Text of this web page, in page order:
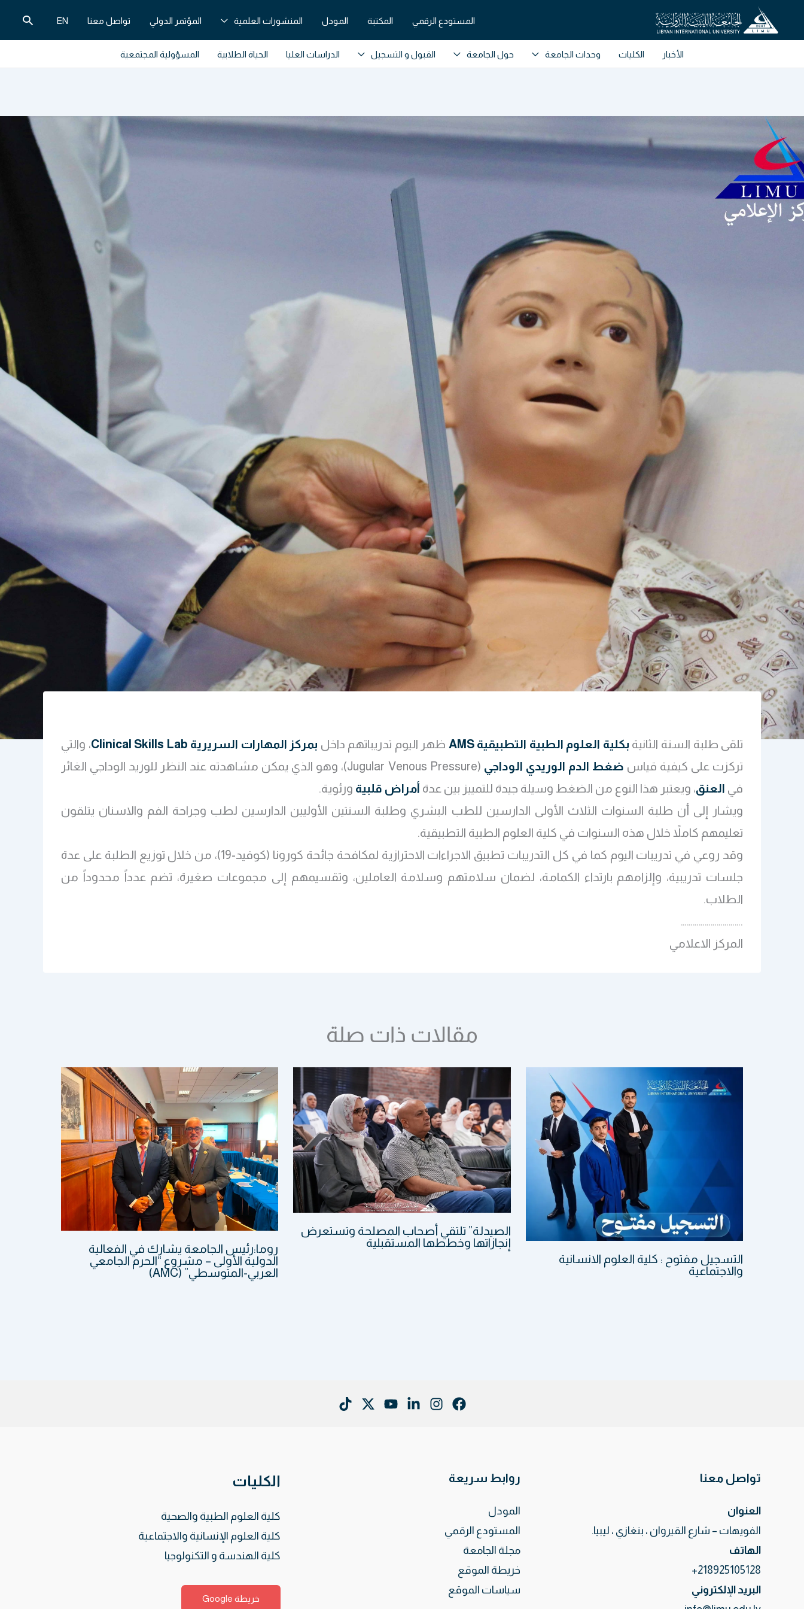
المستودع الرقمي المكتبة المودل المنشورات العلمية المؤتمر الدولي تواصل معنا EN البحث
الأخبار الكليات وحدات الجامعة حول الجامعة القبول و التسجيل الدراسات العليا الحياة الطلابية المسؤولية المجتمعية
تلقى طلبة السنة الثانية بكلية العلوم الطبية التطبيقية AMS ظهر اليوم تدريباتهم داخل بمركز المهارات السريرية Clinical Skills Lab
، والتي
تركزت على كيفية قياس ضغط الدم الوريدي الوداجي
(Jugular Venous Pressure)، وهو الذي يمكن مشاهدته عند النظر للوريد الوداجي الغائر
في العنق، ويعتبر هذا النوع من الضغط وسيلة جيدة للتمييز بين عدة أمراض قلبية ورئوية.
ويشار إلى أن طلبة السنوات الثلاث الأولى الدارسين للطب البشري وطلبة السنتين الأوليين الدارسين لطب وجراحة الفم والاسنان يتلقون
تعليمهم كاملاً خلال هذه السنوات في كلية العلوم الطبية التطبيقية.
وقد روعي في تدريبات اليوم كما في كل التدريبات تطبيق الاجراءات الاحترازية لمكافحة جائحة كورونا (كوفيد-19)، من خلال توزيع الطلبة على عدة
جلسات تدريبية، وإلزامهم بارتداء الكمامة، لضمان سلامتهم وسلامة العاملين، وتقسيمهم إلى مجموعات صغيرة، تضم عدداً محدوداً من
الطلاب.
………………………….
المركز الاعلامي
مقالات ذات صلة
التسجيل مفتوح : كلية العلوم الانسانية
والاجتماعية
الصيدلة” تلتقي أصحاب المصلحة وتستعرض
إنجازاتها وخططها المستقبلية
روما:رئيس الجامعة يشارك في الفعالية
الدولية الأولى – مشروع “الحرم الجامعي
العربي-المتوسطي” (AMC)
تواصل معنا
العنوان
الفويهات – شارع القيروان ، بنغازي ، ليبيا.
الهاتف
218925105128+
البريد الإلكتروني
روابط سريعة
المودل
المستودع الرقمي
مجلة الجامعة
خريطة الموقع
سياسات الموقع
الكليات
كلية العلوم الطبية والصحية
كلية العلوم الإنسانية والاجتماعية
كلية الهندسة و التكنولوجيا
خريطة Google